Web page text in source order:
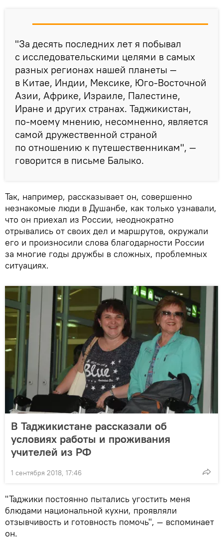
"За десять последних лет я побывал
с исследовательскими целями в самых
разных регионах нашей планеты —
в Китае, Индии, Мексике, Юго-Восточной
Азии, Африке, Израиле, Палестине,
Иране и других странах. Таджикистан,
по-моему мнению, несомненно, является
самой дружественной страной
по отношению к путешественникам", —
говорится в письме Балыко.
Так, например, рассказывает он, совершенно
незнакомые люди в Душанбе, как только узнавали,
что он приехал из России, неоднократно
отрывались от своих дел и маршрутов, окружали
его и произносили слова благодарности России
за многие годы дружбы в сложных, проблемных
ситуациях.
В Таджикистане рассказали об
условиях работы и проживания
учителей из РФ
1 сентября 2018, 17:46
"Таджики постоянно пытались угостить меня
блюдами национальной кухни, проявляли
отзывчивость и готовность помочь", — вспоминает
он.